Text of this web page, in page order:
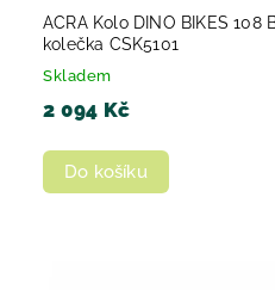
ACRA Kolo DINO BIKES 108
kolečka CSK5101
Skladem
2 094 Kč
Do košíku